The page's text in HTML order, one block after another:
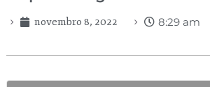
novembro 8, 2022 8:29 am